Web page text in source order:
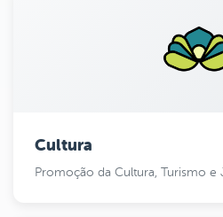
Cultura
Promoção da Cultura, Turismo e